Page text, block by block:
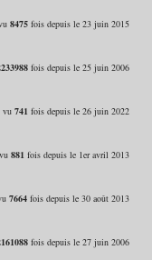
8475fois depuis le 23 juin 2015
fois depuis le 25 juin 2006
vu 741 fois depuis le 26 juin 2022
881 fois depuis le 1er avril 2013
7664fois depuis le 30 août 2013
fois depuis le 27 juin 2006